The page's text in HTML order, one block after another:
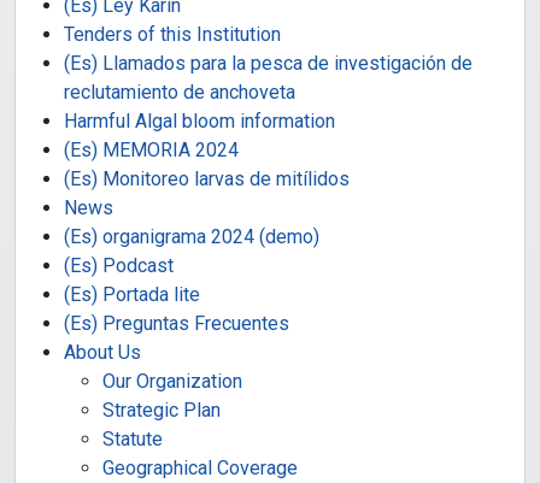
(Es) Ley Karin
Tenders of this Institution
(Es) Llamados para la pesca de investigación de
reclutamiento de anchoveta
Harmful Algal bloom information
(Es) MEMORIA 2024
(Es) Monitoreo larvas de mitílidos
News
(Es) organigrama 2024 (demo)
(Es) Podcast
(Es) Portada lite
(Es) Preguntas Frecuentes
About Us
Our Organization
Strategic Plan
Statute
Geographical Coverage